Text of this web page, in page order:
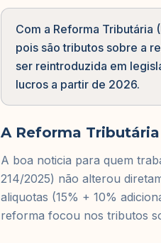
Com a Reforma Tributária
pois são tributos sobre a
ser reintroduzida em
lucros a partir de 2026.
A Reforma Tributária
A boa noticia para quem
214/2025) não alterou
aliquotas (15% + 10%
reforma focou nos tributos